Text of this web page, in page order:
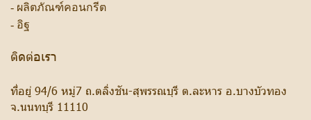
- ผลิตภัณฑ์คอนกรีต
- อิฐ
ติดต่อเรา
ที่อยู่ 94/6 หมู่7 ถ.ตลิ่งชัน-สุพรรณบุรี ต.ละหาร อ.บางบัวทอง
จ.นนทบุรี 11110